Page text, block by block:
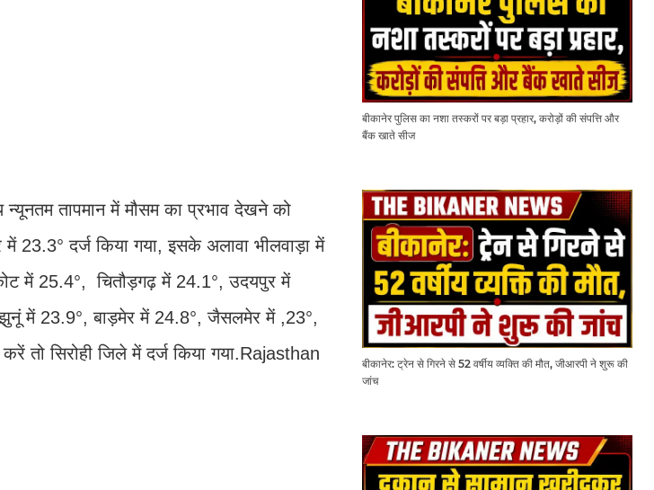
तापमान में मौसम का प्रभाव देखने को
23.3° दर्ज किया गया, इसके अलावा भीलवाड़ा में
में 25.4°, चितौड़गढ़ में 24.1°, उदयपुर में
में 23.9°, बाड़मेर में 24.8°, जैसलमेर में ,23°,
तो सिरोही जिले में दर्ज किया गया.Rajasthan
बीकानेर पुलिस का नशा तस्करों पर बड़ा प्रहार, करोड़ों की संपत्ति और
बैंक खाते सीज
बीकानेर: ट्रेन से गिरने से 52 वर्षीय व्यक्ति की मौत, जीआरपी ने शुरू की
जांच